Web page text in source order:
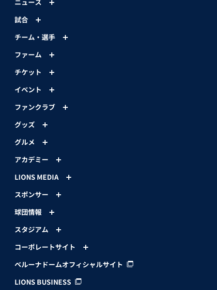
ニュース
試合
チーム・選手
ファーム
チケット
イベント
ファンクラブ
グッズ
グルメ
アカデミー
LIONS MEDIA
スポンサー
球団情報
スタジアム
コーポレートサイト
ベルーナドームオフィシャルサイト
LIONS BUSINESS